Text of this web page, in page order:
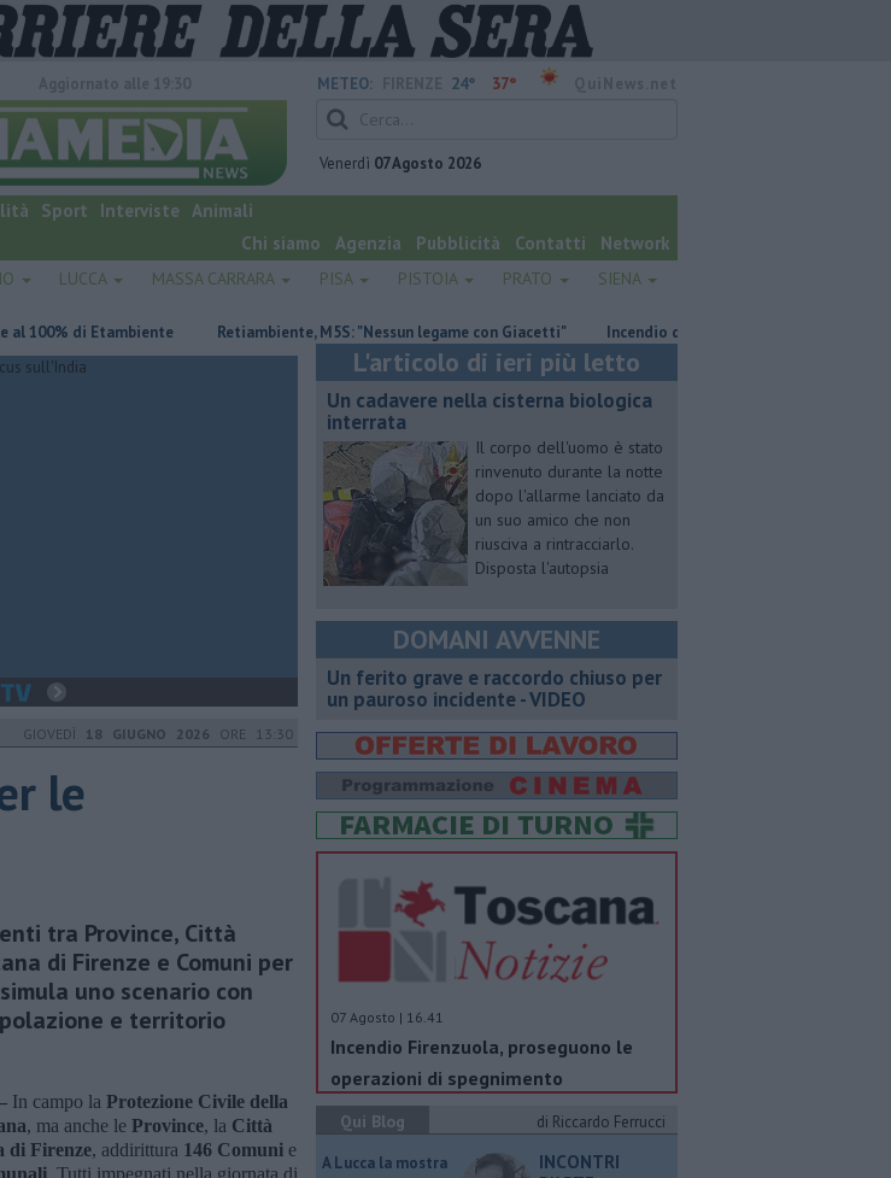
METEO: 24° 37°
Venerdì 07 Agosto 2026
Sport Interviste Animali
Chi siamo
Agenzia Pubblicità Contatti Network
LUCCA MASSA CARRARA PISA PISTOIA PRATO SIENA
Retiambiente, M5S: "Nessun legame con Giacetti" Incendio devasta un capannone, parte del tetto
GIOVEDÌ 18 GIUGNO 2026 ORE 13:30
le
tra Province, Città
di Firenze e Comuni per
uno scenario con
e territorio
In campo la Protezione Civile della
, ma anche le Province, la Città
di Firenze, addirittura 146 Comuni e
. Tutti impegnati nella giornata di
L'articolo di ieri più letto
Un cadavere nella cisterna biologica
interrata
Il corpo dell'uomo è stato
rinvenuto durante la notte
dopo l'allarme lanciato da
un suo amico che non
riusciva a rintracciarlo.
Disposta l'autopsia
DOMANI AVVENNE
Un ferito grave e raccordo chiuso per
un pauroso incidente - VIDEO
07 Agosto | 16.41
Incendio Firenzuola, proseguono le
operazioni di spegnimento
Qui Blog
di Riccardo Ferrucci
A Lucca la mostra
INCONTRI